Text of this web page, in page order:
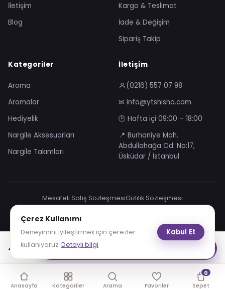
415.00₺
İletişim
Blog
Kargo & Teslimat
İade & Değişim
Sipariş Takip
Kategoriler
Aroma
Aromalar
Hediyelik
Nargile Aksesuarları
Nargile Takımları
İletişim
(0216) 557 07 98
✉ info@ytshisha.com
🕑 Hafta içi 09:00 – 18:00
📍 Burhaniye Mah.
Abdullahağa Cd. No:17,
Üsküdar / İstanbul
Mesafeli Satış SözleşmesiGizlilik Sözleşmesi
KVKK Aydınlatma MetniÇerez Politikası
VISA
© 2026 YT Shisha. Tüm hakları saklıdır.
Anasayfa Kategoriler Arama Favoriler
0
Sepet
Çerez Kullanımı
Deneyimini iyileştirmek için çerezler
kullanıyoruz. Detaylı bilgi
Kabul Et